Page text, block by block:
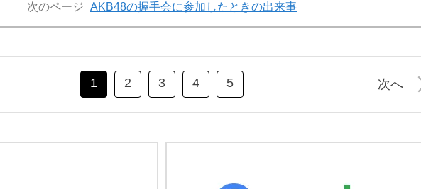
次のページ AKB48の握手会に参加したときの出来事
1 2 3 4 5 次へ